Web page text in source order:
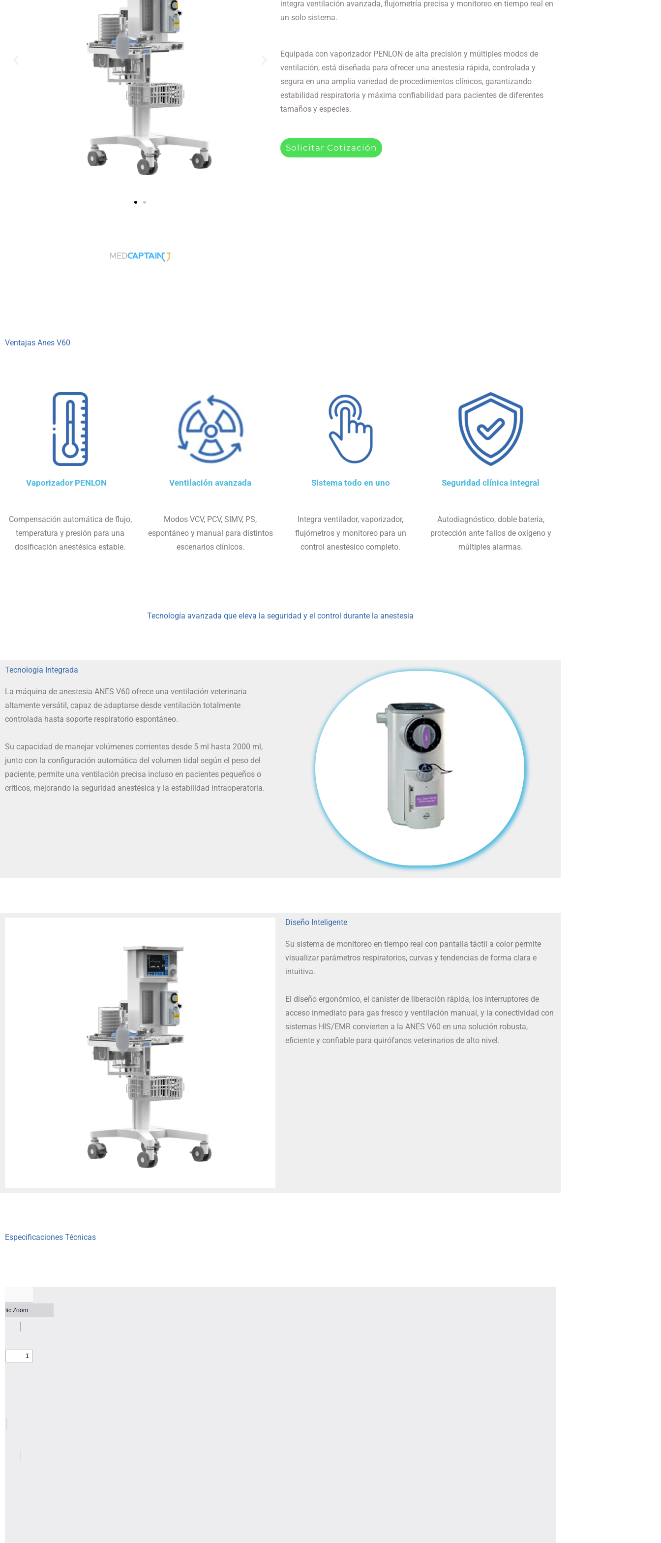
integra ventilación avanzada, flujometría precisa y monitoreo en tiempo real en
un solo sistema.
Equipada con vaporizador PENLON de alta precisión y múltiples modos de
ventilación, está diseñada para ofrecer una anestesia rápida, controlada y
segura en una amplia variedad de procedimientos clínicos, garantizando
estabilidad respiratoria y máxima confiabilidad para pacientes de diferentes
tamaños y especies.
Solicitar Cotización
Ventajas Anes V60
Vaporizador PENLON
Compensación automática de flujo,
temperatura y presión para una
dosificación anestésica estable.
Ventilación avanzada
Modos VCV, PCV, SIMV, PS,
espontáneo y manual para distintos
escenarios clínicos.
Sistema todo en uno
Integra ventilador, vaporizador,
flujómetros y monitoreo para un
control anestésico completo.
Seguridad clínica integral
Autodiagnóstico, doble batería,
protección ante fallos de oxígeno y
múltiples alarmas.
Tecnología avanzada que eleva la seguridad y el control durante la anestesia
Tecnología Integrada
La máquina de anestesia ANES V60 ofrece una ventilación veterinaria
altamente versátil, capaz de adaptarse desde ventilación totalmente
controlada hasta soporte respiratorio espontáneo.
Su capacidad de manejar volúmenes corrientes desde 5 ml hasta 2000 ml,
junto con la configuración automática del volumen tidal según el peso del
paciente, permite una ventilación precisa incluso en pacientes pequeños o
críticos, mejorando la seguridad anestésica y la estabilidad intraoperatoria.
Diseño Inteligente
Su sistema de monitoreo en tiempo real con pantalla táctil a color permite
visualizar parámetros respiratorios, curvas y tendencias de forma clara e
intuitiva.
El diseño ergonómico, el canister de liberación rápida, los interruptores de
acceso inmediato para gas fresco y ventilación manual, y la conectividad con
sistemas HIS/EMR convierten a la ANES V60 en una solución robusta,
eficiente y confiable para quirófanos veterinarios de alto nivel.
Especificaciones Técnicas